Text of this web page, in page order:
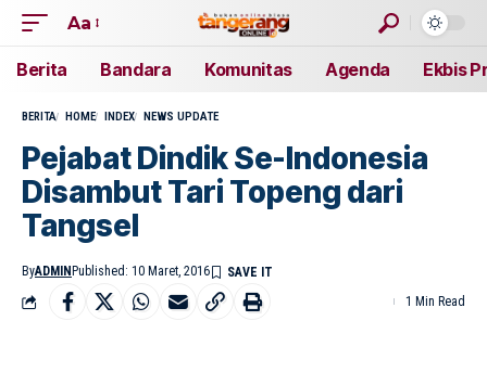
Aa
Berita Bandara Komunitas Agenda Ekbis
BERITA HOME INDEX NEWS UPDATE
Pejabat Dindik Se-Indonesia
Disambut Tari Topeng dari
Tangsel
ByADMIN Published: 10 Maret, 2016
1 Min Read